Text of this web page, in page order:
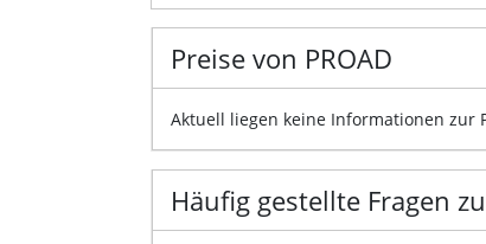
Preise von PROAD
Aktuell liegen keine Informationen zur
Häufig gestellte Fragen